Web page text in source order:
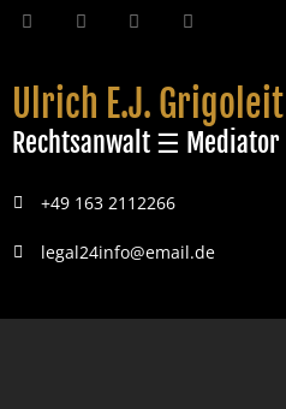
Ulrich E.J. Grigoleit
Rechtsanwalt ☰ Mediator
+49 163 2112266
legal24info@email.de